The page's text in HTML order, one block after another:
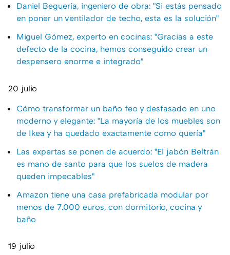
Daniel Beguería, ingeniero de obra: "Si estás pensado
en poner un ventilador de techo, esta es la solución"
Miguel Gómez, experto en cocinas: "Gracias a este
defecto de la cocina, hemos conseguido crear un
despensero enorme e integrado"
20 julio
Cómo transformar un baño feo y desfasado en uno
moderno y elegante: "La mayoría de los muebles son
de Ikea y ha quedado exactamente como quería"
Las expertas se ponen de acuerdo: "El jabón Beltrán
es mano de santo para que los suelos de madera
queden impecables"
Amazon tiene una casa prefabricada modular por
menos de 7.000 euros, con dormitorio, cocina y
baño
19 julio